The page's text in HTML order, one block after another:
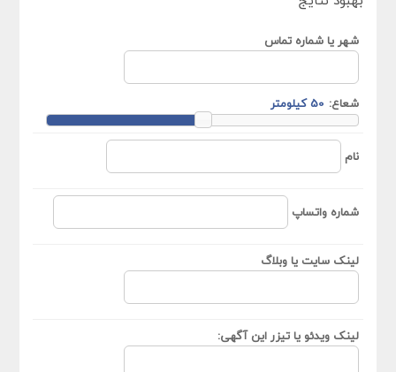
شهر یا شماره تماس
شعاع:
نام
شماره واتساپ
لینک سایت یا وبلاگ
لینک ویدئو یا تیزر این آگهی: